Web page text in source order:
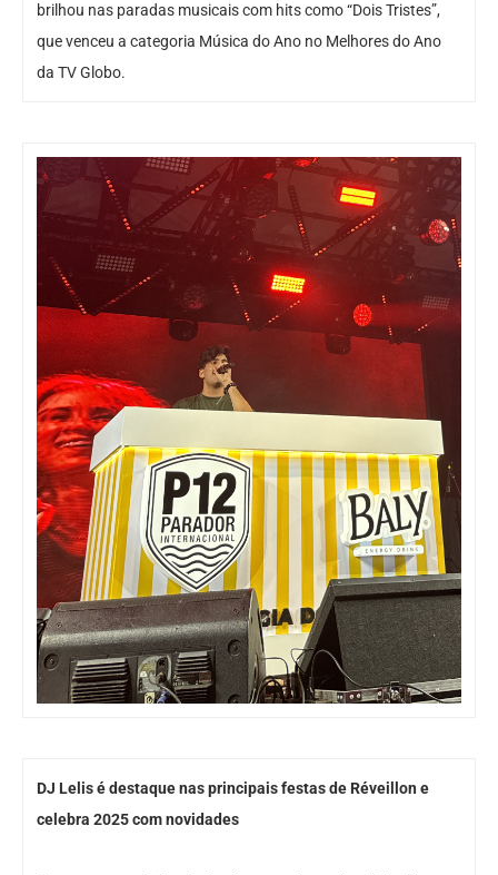
brilhou nas paradas musicais com hits como “Dois Tristes”,
que venceu a categoria Música do Ano no Melhores do Ano
da TV Globo.
DJ Lelis é destaque nas principais festas de Réveillon e
celebra 2025 com novidades